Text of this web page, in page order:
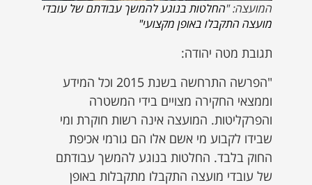
המועצה: "החלטות בנוגע להמשך עבודתם של עובדי
מועצה התקבלו באופן מקצועי"
תגובת מטה יהודה:
"הפרשה התרחשה בשנת 2015 וכל המידע
וממצאי החקירה מצויים בידי המשטרה
והפרקליטות. המועצה אינה רשות חוקרת ומי
שבידו לקבוע מי אשם אלו הם גורמי אכיפת
החוק בלבד. החלטות בנוגע להמשך עבודתם
של עובדי מועצה התקבלו מתקבלות באופן